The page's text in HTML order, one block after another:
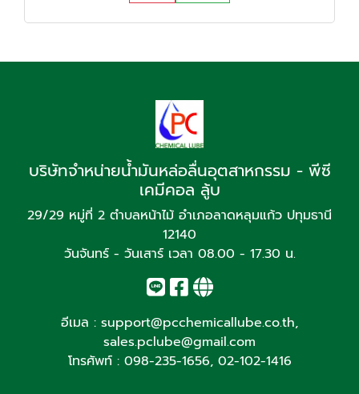
บริษัทจำหน่ายน้ำมันหล่อลื่นอุตสาหกรรม - พีซี
เคมีคอล ลู้บ
29/29 หมู่ที่ 2 ตำบลหน้าไม้ อำเภอลาดหลุมแก้ว ปทุมธานี
12140
วันจันทร์ - วันเสาร์ เวลา 08.00 - 17.30 น.
อีเมล : support@pcchemicallube.co.th,
sales.pclube@gmail.com
โทรศัพท์ : 098-235-1656, 02-102-1416